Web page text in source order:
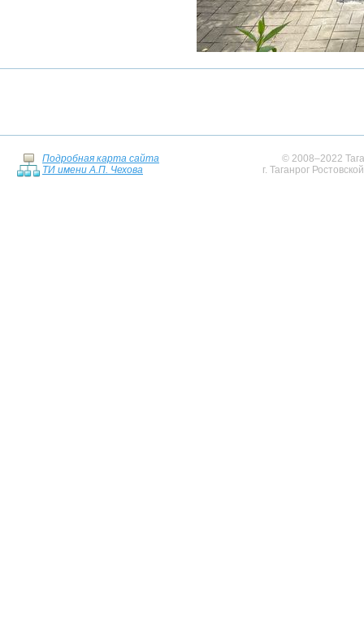
Подробная карта сайта
ТИ имени А.П. Чехова
© 2008–2022
г. Таганрог